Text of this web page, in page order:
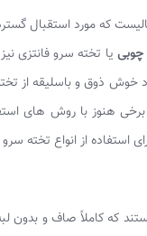
که مورد استقبال
چوبی یا تخته سرو فانتزی
خوش ذوق و باسلیقه از
هنوز با روش های
استفاده از انواع تخته سرو
که کاملاً صاف و